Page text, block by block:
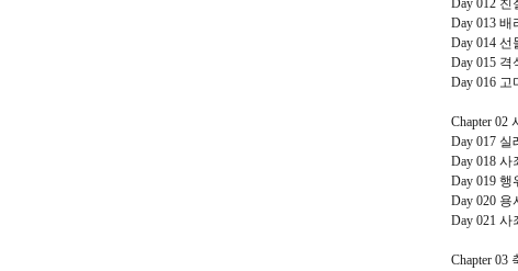
Day 012 친
Day 013 배
Day 014 선
Day 015 격
Day 016 고
Chapter 02
Day 017 실
Day 018 사
Day 019 행
Day 020 용
Day 021 사
Chapter 03